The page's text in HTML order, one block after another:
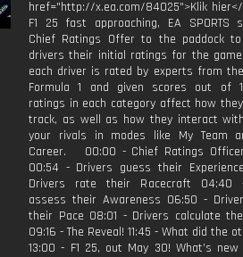
href="http://x.ea.com/84025">Klik
F1 25 fast approaching, EA SPORTS
Chief Ratings Offer to the paddock
drivers their initial ratings for the
each driver is rated by experts from
Formula 1 and given scores out of
ratings in each category affect how
track, as well as how they interact
your rivals in modes like My Team
Career. 00:00 - Chief Ratings
00:54 - Drivers guess their
Drivers rate their Racecraft 04:40
assess their Awareness 06:50 -
their Pace 08:01 - Drivers calculate
09:16 - The Reveal! 11:45 - What did the
13:00 - F1 25, out May 30! What’s new